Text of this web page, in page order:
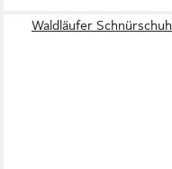
Waldläufer Schnürschuh